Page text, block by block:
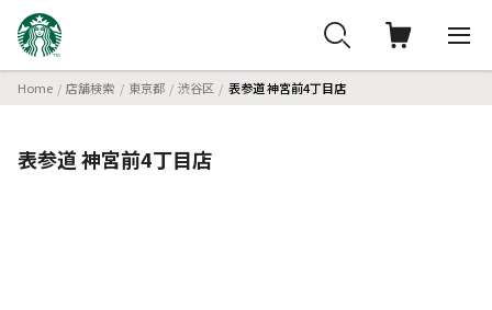
Home 店舗検索 東京都 渋谷区 表参道 神宮前4丁目店
表参道 神宮前4丁目店